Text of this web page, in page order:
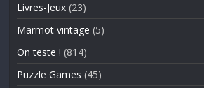
Livres-Jeux (23)
Marmot vintage (5)
On teste ! (814)
Puzzle Games (45)